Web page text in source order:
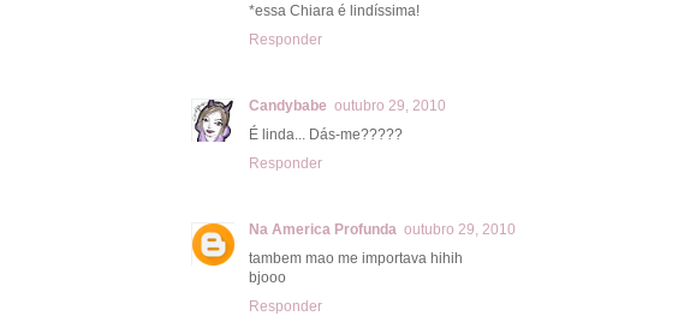
*essa Chiara é lindíssima!
Responder
Candybabe outubro 29, 2010
É linda... Dás-me?????
Responder
Na America Profunda outubro 29, 2010
tambem mao me importava hihih
bjooo
Responder